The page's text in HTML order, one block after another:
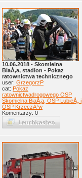
10.06.2018 - Skomielna
BiaÅ‚a, stadion - Pokaz
ratownictwa technicznego
user: GrzegorzP
cat: Pokaz
ratownictwadrogowego OSP
Skomielna BiaÅ‚a, OSP LubieÅ„ i
OSP KrzeczÃ³w
Komentarzy: 0